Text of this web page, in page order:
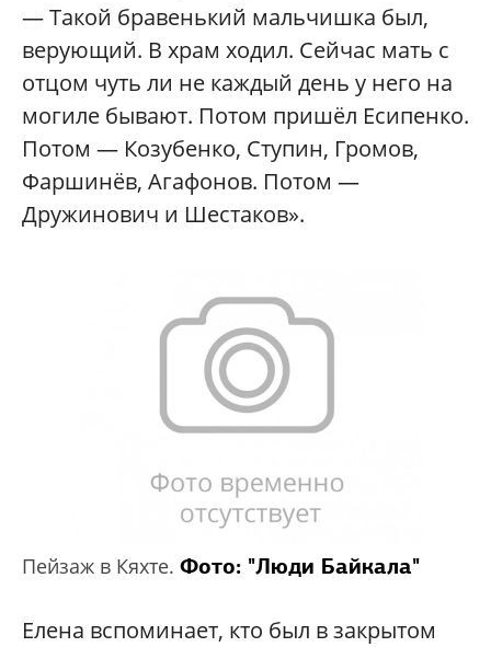
— Такой бравенький мальчишка был,
верующий. В храм ходил. Сейчас мать с
отцом чуть ли не каждый день у него на
могиле бывают. Потом пришёл Есипенко.
Потом — Козубенко, Ступин, Громов,
Фаршинёв, Агафонов. Потом —
Дружинович и Шестаков».
Пейзаж в Кяхте. Фото: "Люди Байкала"
Елена вспоминает, кто был в закрытом